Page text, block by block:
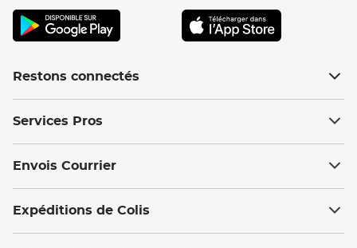
Restons connectés
Services Pros
Envois Courrier
Expéditions de Colis